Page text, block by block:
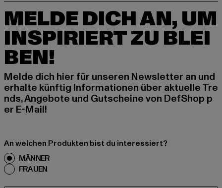
MELDE DICH AN, UM
INSPIRIERT ZU BLEI
BEN!
Melde dich hier für unseren Newsletter an und
erhalte künftig Informationen über aktuelle Tre
nds, Angebote und Gutscheine von DefShop p
er E-Mail!
An welchen Produkten bist du interessiert?
MÄNNER
FRAUEN